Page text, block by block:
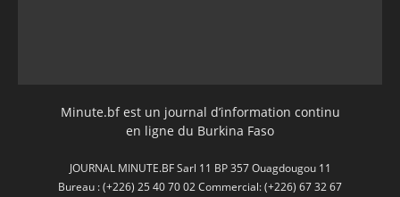
Minute.bf est un journal d’information continu
en ligne du Burkina Faso
JOURNAL MINUTE.BF Sarl 11 BP 357 Ouagdougou 11
Bureau : (+226) 25 40 70 02 Commercial: (+226) 67 32 67